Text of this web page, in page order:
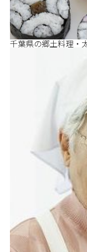
千葉県の郷土料理・